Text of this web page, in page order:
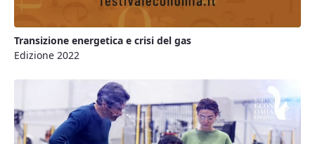
Transizione energetica e crisi del gas
Edizione 2022